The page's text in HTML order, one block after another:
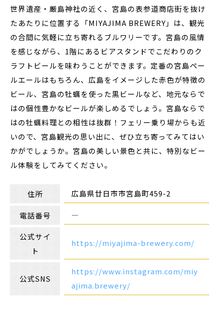
世界遺産・厳島神社の近く、宮島の表参道商店街を抜け
たあたりに位置する「MIYAJIMA BREWERY」は、観光
の合間に気軽に立ち寄れるブルワリーです。宮島の風情
を感じながら、1階にあるビアスタンドでこだわりのク
ラフトビールを味わうことができます。定番の宮島ペー
ルエールはもちろん、広島をイメージした赤色が特徴の
ビール、宮島の牡蠣を使った黒ビールなど、地元ならで
はの個性豊かなビールが楽しめるでしょう。宮島ならで
はの牡蠣料理との相性は抜群！フェリー乗り場からも近
いので、宮島観光の思い出に、ぜひ立ち寄ってみてはい
かがでしょうか。宮島の美しい景色と共に、特別なビー
ル体験をしてみてください。
住所 広島県廿日市市宮島町459-2
電話番号 ―
公式サイ
ト
https://miyajima-brewery.com/
公式SNS
https://www.instagram.com/miy
ajima.brewery/